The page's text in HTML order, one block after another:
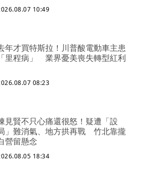
10:49
年才買特斯拉！川普酸電動車主患
「里程病」 業界憂美喪失轉型紅利
08:23
見賢不只心痛還很怒！疑遭「設
」難消氣、地方拱再戰 竹北靠攏
營留懸念
18:34